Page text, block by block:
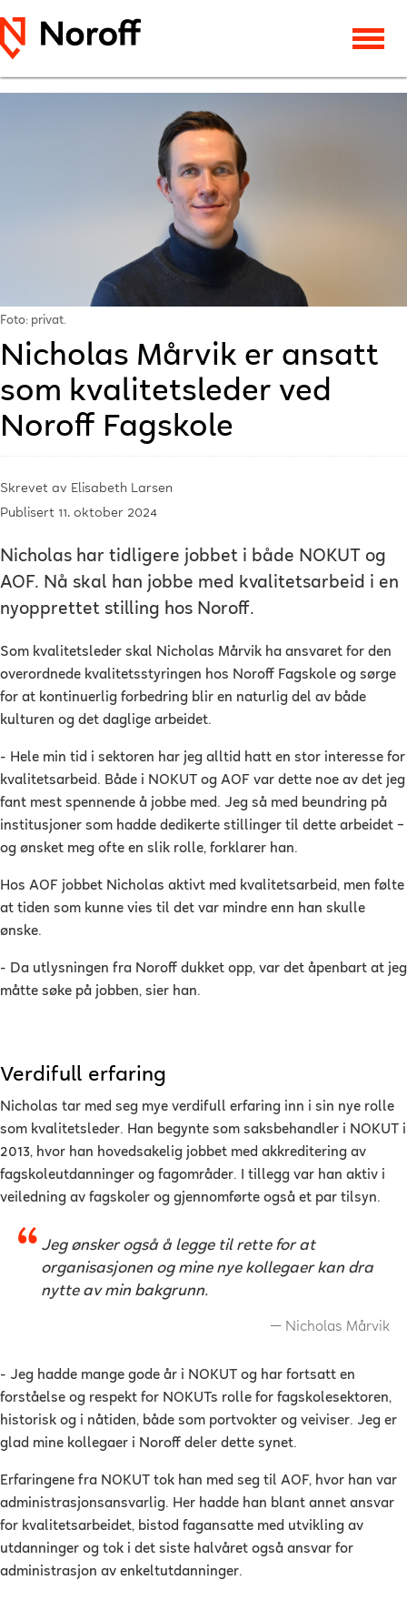
Foto: privat.
Nicholas Mårvik er ansatt
som kvalitetsleder ved
Noroff Fagskole
Skrevet av Elisabeth Larsen
Publisert 11. oktober 2024
Nicholas har tidligere jobbet i både NOKUT og
AOF. Nå skal han jobbe med kvalitetsarbeid i en
nyopprettet stilling hos Noroff.
Som kvalitetsleder skal Nicholas Mårvik ha ansvaret for den
overordnede kvalitetsstyringen hos Noroff Fagskole og sørge
for at kontinuerlig forbedring blir en naturlig del av både
kulturen og det daglige arbeidet.
- Hele min tid i sektoren har jeg alltid hatt en stor interesse for
kvalitetsarbeid. Både i NOKUT og AOF var dette noe av det jeg
fant mest spennende å jobbe med. Jeg så med beundring på
institusjoner som hadde dedikerte stillinger til dette arbeidet –
og ønsket meg ofte en slik rolle, forklarer han.
Hos AOF jobbet Nicholas aktivt med kvalitetsarbeid, men følte
at tiden som kunne vies til det var mindre enn han skulle
ønske.
- Da utlysningen fra Noroff dukket opp, var det åpenbart at jeg
måtte søke på jobben, sier han.
Verdifull erfaring
Nicholas tar med seg mye verdifull erfaring inn i sin nye rolle
som kvalitetsleder. Han begynte som saksbehandler i NOKUT i
2013, hvor han hovedsakelig jobbet med akkreditering av
fagskoleutdanninger og fagområder. I tillegg var han aktiv i
veiledning av fagskoler og gjennomførte også et par tilsyn.
Jeg ønsker også å legge til rette for at
organisasjonen og mine nye kollegaer kan dra
nytte av min bakgrunn.
Nicholas Mårvik
- Jeg hadde mange gode år i NOKUT og har fortsatt en
forståelse og respekt for NOKUTs rolle for fagskolesektoren,
historisk og i nåtiden, både som portvokter og veiviser. Jeg er
glad mine kollegaer i Noroff deler dette synet.
Erfaringene fra NOKUT tok han med seg til AOF, hvor han var
administrasjonsansvarlig. Her hadde han blant annet ansvar
for kvalitetsarbeidet, bistod fagansatte med utvikling av
utdanninger og tok i det siste halvåret også ansvar for
administrasjon av enkeltutdanninger.